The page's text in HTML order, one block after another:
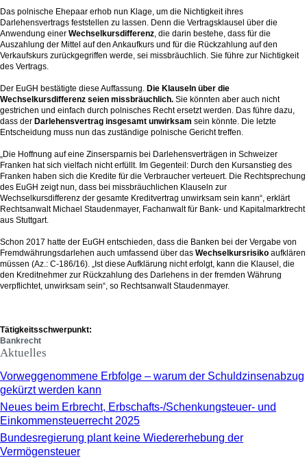
Das polnische Ehepaar erhob nun Klage, um die Nichtigkeit ihres
Darlehensvertrags feststellen zu lassen. Denn die Vertragsklausel über die
Anwendung einer Wechselkursdifferenz, die darin bestehe, dass für die
Auszahlung der Mittel auf den Ankaufkurs und für die Rückzahlung auf den
Verkaufskurs zurückgegriffen werde, sei missbräuchlich. Sie führe zur Nichtigkeit
des Vertrags.
Der EuGH bestätigte diese Auffassung. Die Klauseln über die
Wechselkursdifferenz seien missbräuchlich. Sie könnten aber auch nicht
gestrichen und einfach durch polnisches Recht ersetzt werden. Das führe dazu,
dass der Darlehensvertrag insgesamt unwirksam sein könnte. Die letzte
Entscheidung muss nun das zuständige polnische Gericht treffen.
„Die Hoffnung auf eine Zinsersparnis bei Darlehensverträgen in Schweizer
Franken hat sich vielfach nicht erfüllt. Im Gegenteil: Durch den Kursanstieg des
Franken haben sich die Kredite für die Verbraucher verteuert. Die Rechtsprechung
des EuGH zeigt nun, dass bei missbräuchlichen Klauseln zur
Wechselkursdifferenz der gesamte Kreditvertrag unwirksam sein kann“, erklärt
Rechtsanwalt Michael Staudenmayer, Fachanwalt für Bank- und Kapitalmarktrecht
aus Stuttgart.
Schon 2017 hatte der EuGH entschieden, dass die Banken bei der Vergabe von
Fremdwährungsdarlehen auch umfassend über das Wechselkursrisiko aufklären
müssen (Az.: C-186/16). „Ist diese Aufklärung nicht erfolgt, kann die Klausel, die
den Kreditnehmer zur Rückzahlung des Darlehens in der fremden Währung
verpflichtet, unwirksam sein“, so Rechtsanwalt Staudenmayer.
Tätigkeitsschwerpunkt:
Bankrecht
Aktuelles
Vorweggenommene Erbfolge – warum der Schuldzinsenabzug
gekürzt werden kann
Neues beim Erbrecht, Erbschafts-/Schenkungsteuer- und
Einkommensteuerrecht 2025
Bundesregierung plant keine Wiedererhebung der
Vermögensteuer